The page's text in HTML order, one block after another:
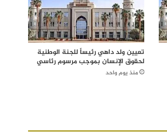
تعيين ولد داهي رئيساً للجنة الوطنية
لحقوق الإنسان بموجب مرسوم رئاسي
منذ يوم واحد